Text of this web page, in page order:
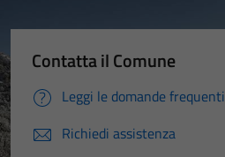
Contatta il Comune
Leggi le domande frequenti
Richiedi assistenza